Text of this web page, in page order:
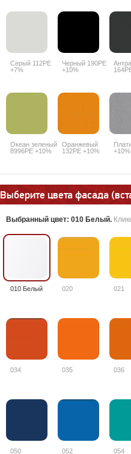
Серый 112PE
+7%
Черный 190PE
+10%
Океан зеленый
8996PE +10%
Оранжевый
132PE +10%
+10%
Выберите цвета фасада
Выбранный цвет: 010 Белый.
010 Белый 020 021
034 035 036
050 052 054